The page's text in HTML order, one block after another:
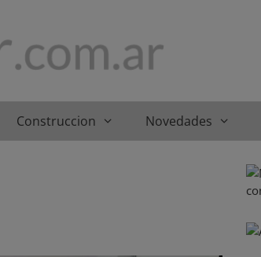
Construccion Novedades